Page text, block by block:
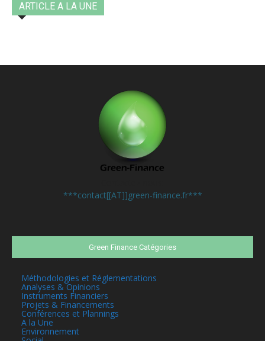
ARTICLE A LA UNE
***contact[[AT]]green-finance.fr***
Green Finance Catégories
Méthodologies et Réglementations
Analyses & Opinions
Instruments Financiers
Projets & Financements
Conférences et Plannings
A la Une
Environnement